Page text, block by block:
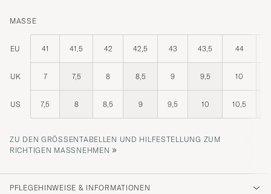
MASSE
EU 41 41,5 42 42,5 43 43,5 44
UK 7 7,5 8 8,5 9 9,5 10
US 7,5 8 8,5 9 9,5 10 10,5
ZU DEN GRÖSSENTABELLEN UND HILFESTELLUNG ZUM R
ICHTIGEN MASSNEHMEN
»
PFLEGEHINWEISE & INFORMATIONEN